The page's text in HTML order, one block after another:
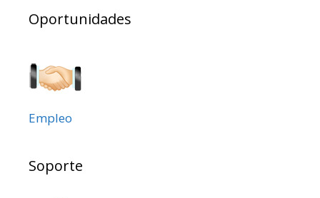
Oportunidades
Empleo
Soporte